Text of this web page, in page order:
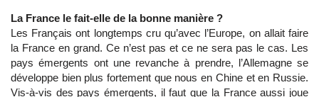
La France le fait-elle de la bonne manière ?
Les Français ont longtemps cru qu’avec l’Europe, on allait faire
la France en grand. Ce n’est pas et ce ne sera pas le cas. Les
pays émergents ont une revanche à prendre, l’Allemagne se
développe bien plus fortement que nous en Chine et en Russie.
Vis-à-vis des pays émergents, il faut que la France aussi joue